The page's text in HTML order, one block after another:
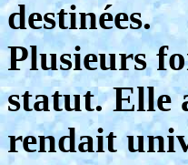
destinées.
Plusieurs
statut. Elle
rendait